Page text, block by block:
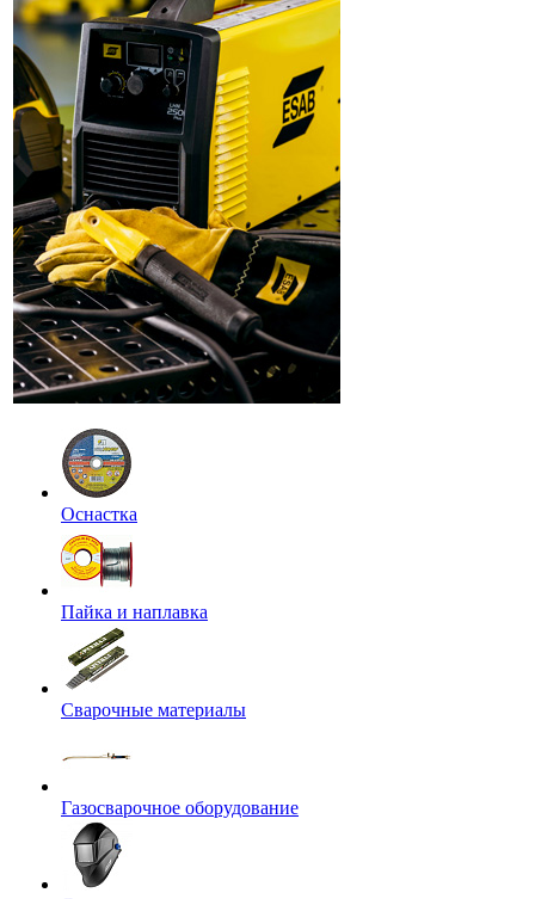
Оснастка
Пайка и наплавка
Сварочные материалы
Газосварочное оборудование